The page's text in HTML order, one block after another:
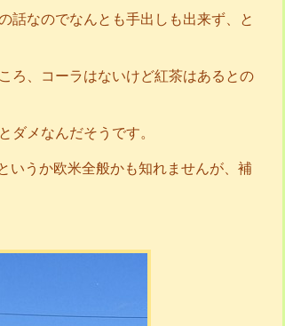
話なのでなんとも手出しも出来ず、と
ろ、コーラはないけど紅茶はあるとの
メなんだそうです。
いうか欧米全般かも知れませんが、補